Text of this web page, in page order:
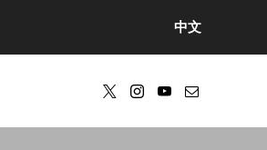
中文